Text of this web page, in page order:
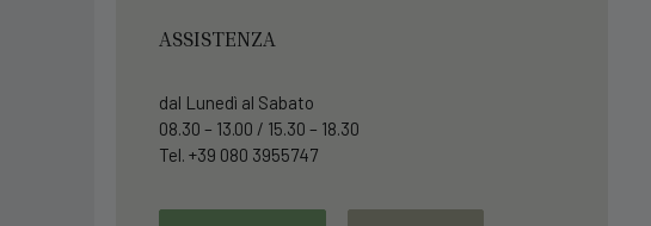
ASSISTENZA
dal Lunedì al Sabato
08.30 – 13.00 / 15.30 – 18.30
Tel. +39 080 3955747